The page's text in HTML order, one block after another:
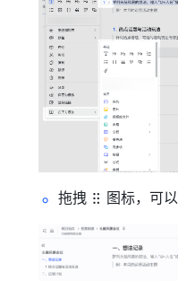
拖拽 图标，可